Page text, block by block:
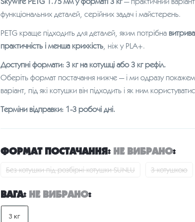
функціональних деталей, серійних задач і майстерень.
PETG краще підходить для деталей, яким потрібна
практичність і менша крихкість, ніж у PLA+.
Доступні формати: 3 кг на котушці або 3 кг рефіл.
Оберіть формат постачання нижче — і ми одразу
варіант, під які котушки він підходить і як ним
Терміни відправки: 1-3 робочі дні.
ФОРМАТ ПОСТАЧАННЯ: НЕ ВИБРАНО:
Без котушки під розбірні котушки SUNLU З котушкою
ВАГА: НЕ ВИБРАНО:
3 кг